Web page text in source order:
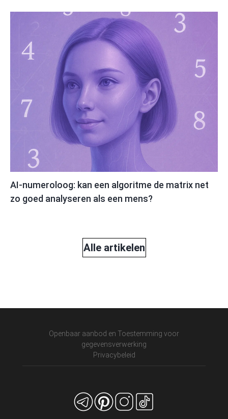
AI-numeroloog: kan een algoritme de matrix net
zo goed analyseren als een mens?
Alle artikelen
Openbaar aanbod en Toestemming voor
gegevensverwerking
Privacybeleid